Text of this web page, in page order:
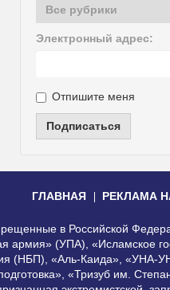
Электронный адрес:
Отпишите меня
Подписаться
ГЛАВНАЯ РЕКЛАМА
в Российской
армия» (УПА),
(НБП), «Аль-Каида», «УНА-
«Тризуб им.